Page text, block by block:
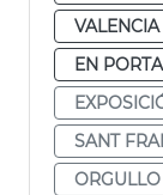
VALENCIA
EN
SANT
ORGULLO